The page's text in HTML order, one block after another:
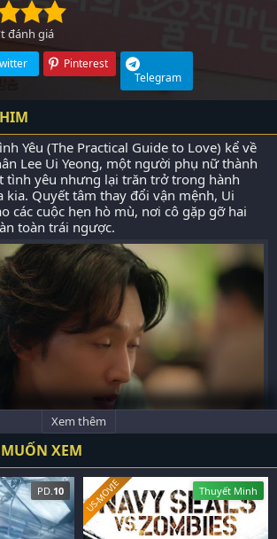
đánh giá
Pinterest
Telegram
Yêu (The Practical Guide to Love) kể về
Lee Ui Yeong, một người phụ nữ thành
tình yêu nhưng lại trăn trở trong hành
Quyết tâm thay đổi vận mệnh, Ui
các cuộc hẹn hò mù, nơi cô gặp gỡ hai
toàn trái ngược.
Xem thêm
XEM
PD. 10 Thuyết Minh
US-MOVIE